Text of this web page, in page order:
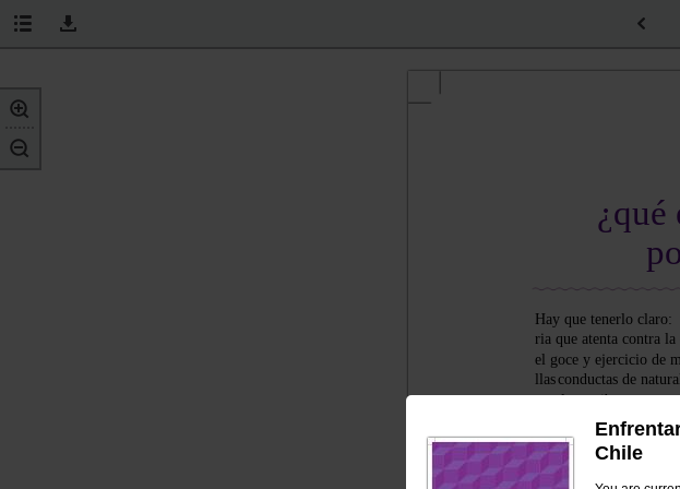
Chile
¿qué
Hay que tenerlo claro:
ria que atenta contra
el goce y ejercicio de
llasconductas de
que las recibe y que,
ofensivas, hostiles o